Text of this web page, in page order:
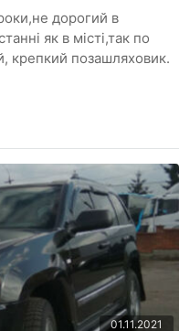
дорогий в
як в місті,так по
крепкий позашляховик.
01.11.2021